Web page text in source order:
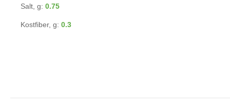
Salt, g: 0.75
Kostfiber, g: 0.3